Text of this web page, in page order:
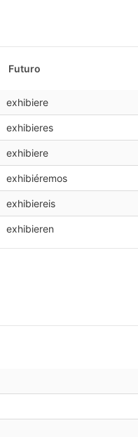
Futuro
exhibiere
exhibieres
exhibiere
exhibiéremos
exhibiereis
exhibieren